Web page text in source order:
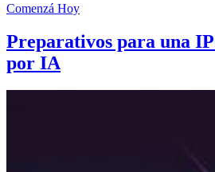
Comenzá Hoy
Preparativos para una
por IA